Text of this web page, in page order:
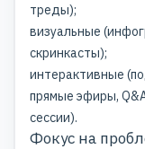
треды);
визуальные
скринкасты);
интерактивные
прямые эфиры,
сессии).
Фокус на